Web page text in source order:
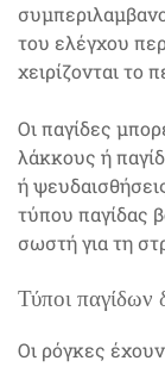
του ελέγχου
χειρίζονται το
Οι παγίδες
λάκκους ή
ή
τύπου παγίδας
σωστή για τη
Τύποι παγίδων
Οι ρόγκες